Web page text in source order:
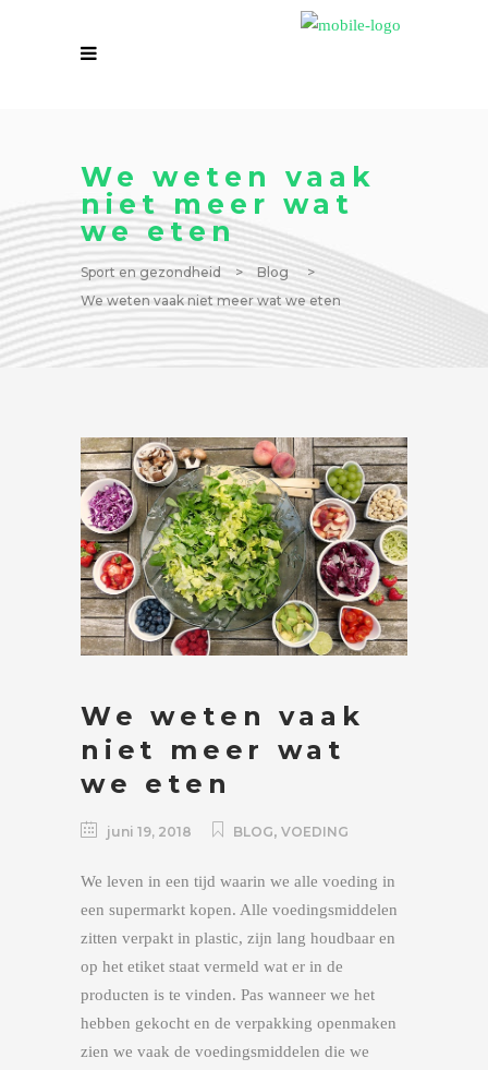
We weten vaak
niet meer wat
we eten
Sport en gezondheid > Blog
>
We weten vaak niet meer wat we eten
We weten vaak
niet meer wat
we eten
juni 19, 2018 BLOG, VOEDING
We leven in een tijd waarin we alle voeding in
een supermarkt kopen. Alle voedingsmiddelen
zitten verpakt in plastic, zijn lang houdbaar en
op het etiket staat vermeld wat er in de
producten is te vinden. Pas wanneer we het
hebben gekocht en de verpakking openmaken
zien we vaak de voedingsmiddelen die we